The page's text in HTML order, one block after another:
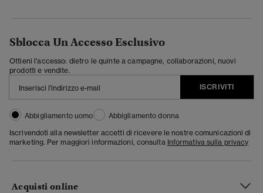
Sblocca Un Accesso Esclusivo
Ottieni l'accesso: dietro le quinte a campagne, collaborazioni, nuovi
prodotti e vendite.
ISCRIVITI
Abbigliamento uomo
Abbigliamento donna
Iscrivendoti alla newsletter accetti di ricevere le nostre comunicazioni di
marketing. Per maggiori informazioni, consulta Informativa sulla privacy
Acquisti online